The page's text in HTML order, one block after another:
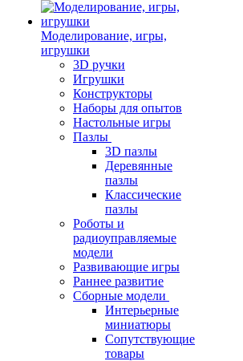
Моделирование, игры,
игрушки
3D ручки
Игрушки
Конструкторы
Наборы для опытов
Настольные игры
Пазлы
3D пазлы
Деревянные
пазлы
Классические
пазлы
Роботы и
радиоуправляемые
модели
Развивающие игры
Раннее развитие
Сборные модели
Интерьерные
миниатюры
Сопутствующие
товары